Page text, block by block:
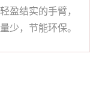
盈结实的手臂，
少，节能环保。